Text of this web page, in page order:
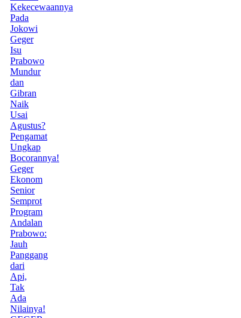
Kekecewaannya
Pada
Jokowi
Geger
Isu
Prabowo
Mundur
dan
Gibran
Naik
Usai
Agustus?
Pengamat
Ungkap
Bocorannya!
Geger
Ekonom
Senior
Semprot
Program
Andalan
Prabowo:
Jauh
Panggang
dari
Api,
Tak
Ada
Nilainya!